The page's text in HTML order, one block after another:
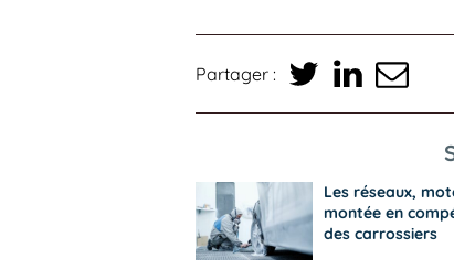
Partager :
Les réseaux,
montée en
des carrossiers